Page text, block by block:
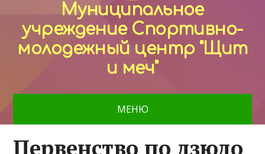
Муниципальное
учреждение Спортивно-
молодежный центр "Щит
и меч"
МЕНЮ
Первенство по дзюдо